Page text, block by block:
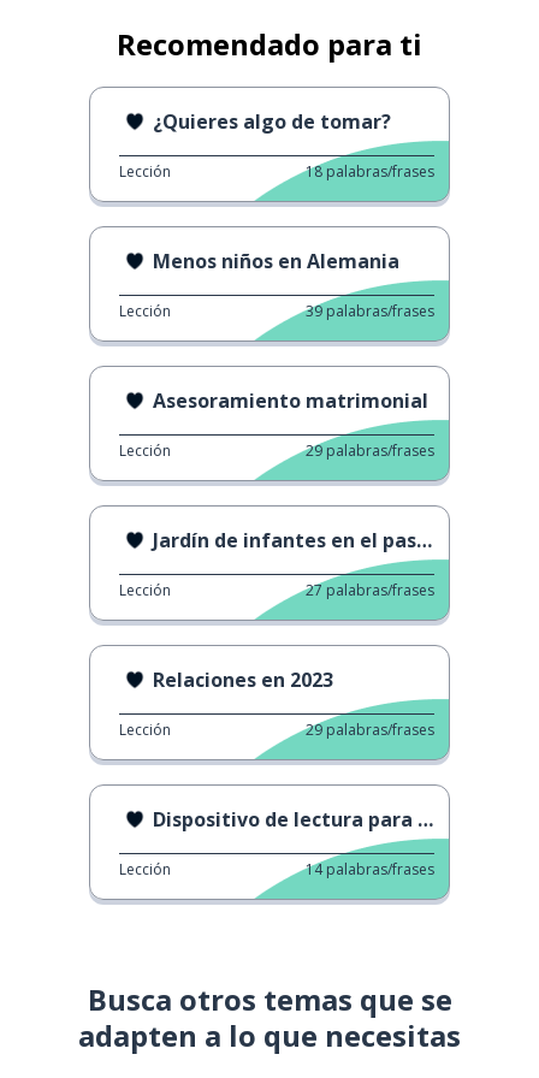
Recomendado para ti
¿Quieres algo de tomar?
Lección 18 palabras/frases
Menos niños en Alemania
Lección 39 palabras/frases
Asesoramiento matrimonial
Lección 29 palabras/frases
Jardín de infantes en el pasado vs hoy
Lección 27 palabras/frases
Relaciones en 2023
Lección 29 palabras/frases
Dispositivo de lectura para niños
Lección 14 palabras/frases
Busca otros temas que se
adapten a lo que necesitas